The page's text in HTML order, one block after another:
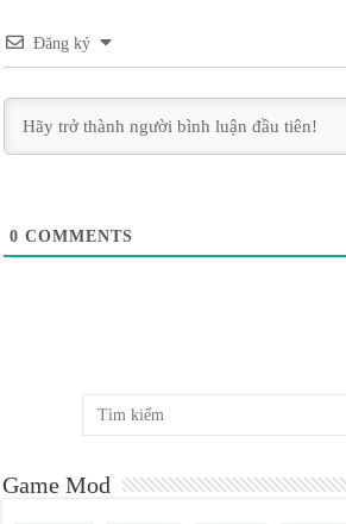
Đăng ký
0 COMMENTS
Game Mod